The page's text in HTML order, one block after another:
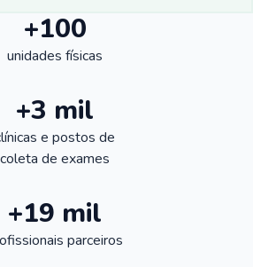
+100
unidades físicas
+3 mil
e postos de
coleta de exames
+19 mil
parceiros